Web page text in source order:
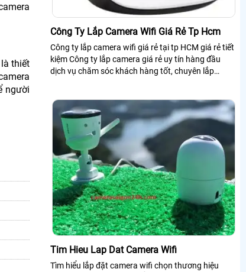
thiết
người
Công Ty Lắp Camera Wifi Giá Rẻ Tp Hcm
Công ty lắp camera wifi giá rẻ tại tp HCM giá rẻ tiết
kiệm Công ty lắp camera giá rẻ uy tín hàng đầu
dịch vụ chăm sóc khách hàng tốt, chuyên lắp
Tim Hieu Lap Dat Camera Wifi
Tìm hiểu lắp đặt camera wifi chọn thương hiệu